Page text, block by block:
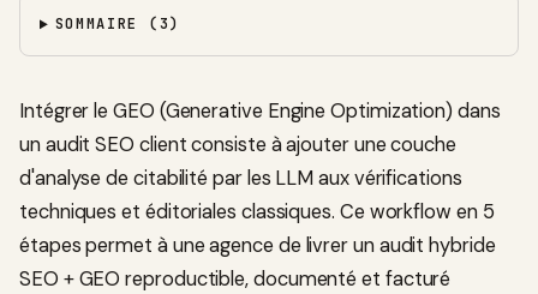
SOMMAIRE (3)
Intégrer le GEO (Generative Engine Optimization) dans
un audit SEO client consiste à ajouter une couche
d'analyse de citabilité par les LLM aux vérifications
techniques et éditoriales classiques. Ce workflow en 5
étapes permet à une agence de livrer un audit hybride
SEO + GEO reproductible, documenté et facturé